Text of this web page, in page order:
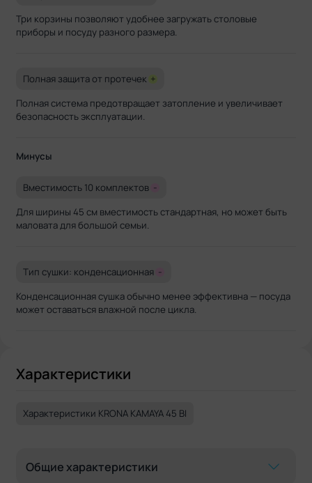
Три корзины позволяют удобнее загружать столовые
приборы и посуду разного размера.
Полная защита от протечек +
Полная система предотвращает затопление и увеличивает
безопасность эксплуатации.
Минусы
Вместимость 10 комплектов -
Для ширины 45 см вместимость стандартная, но может быть
маловата для большой семьи.
Тип сушки: конденсационная -
Конденсационная сушка обычно менее эффективна — посуда
может оставаться влажной после цикла.
Характеристики
Характеристики KRONA KAMAYA 45 BI
Общие характеристики